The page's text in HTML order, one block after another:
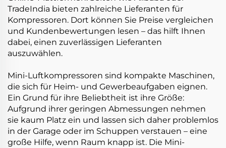
TradeIndia bieten zahlreiche Lieferanten für
Kompressoren. Dort können Sie Preise vergleichen
und Kundenbewertungen lesen – das hilft Ihnen
dabei, einen zuverlässigen Lieferanten
auszuwählen.
Mini-Luftkompressoren sind kompakte Maschinen,
die sich für Heim- und Gewerbeaufgaben eignen.
Ein Grund für ihre Beliebtheit ist ihre Größe:
Aufgrund ihrer geringen Abmessungen nehmen
sie kaum Platz ein und lassen sich daher problemlos
in der Garage oder im Schuppen verstauen – eine
große Hilfe, wenn Raum knapp ist. Die Mini-